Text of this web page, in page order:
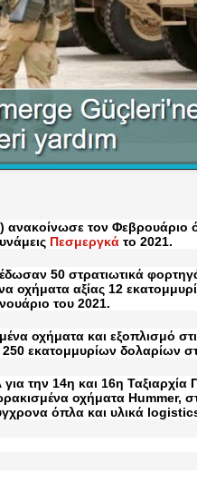
τον Φεβρουάριο
Πεσμεργκά το 2021.
50 στρατιωτικά
οχήματα αξίας 12
του 2021.
οχήματα και εξοπλισμό
εκατομμυρίων δολαρίων
την 14η και 16η Ταξιαρχία
οχήματα Hummer,
όπλα και υλικά